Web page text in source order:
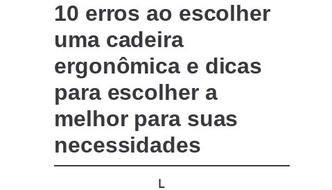
10 erros ao escolher
uma cadeira
ergonômica e dicas
para escolher a
melhor para suas
necessidades
L